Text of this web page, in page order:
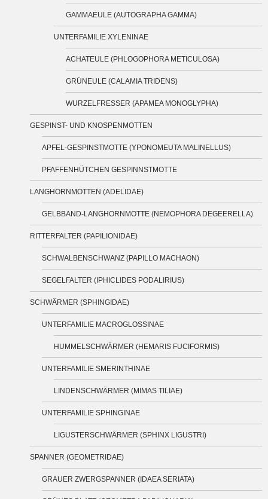
GAMMAEULE (AUTOGRAPHA GAMMA)
UNTERFAMILIE XYLENINAE
ACHATEULE (PHLOGOPHORA METICULOSA)
GRÜNEULE (CALAMIA TRIDENS)
WURZELFRESSER (APAMEA MONOGLYPHA)
GESPINST- UND KNOSPENMOTTEN
APFEL-GESPINSTMOTTE (YPONOMEUTA MALINELLUS)
PFAFFENHÜTCHEN GESPINNSTMOTTE
LANGHORNMOTTEN (ADELIDAE)
GELBBAND-LANGHORNMOTTE (NEMOPHORA DEGEERELLA)
RITTERFALTER (PAPILIONIDAE)
SCHWALBENSCHWANZ (PAPILLO MACHAON)
SEGELFALTER (IPHICLIDES PODALIRIUS)
SCHWÄRMER (SPHINGIDAE)
UNTERFAMILIE MACROGLOSSINAE
HUMMELSCHWÄRMER (HEMARIS FUCIFORMIS)
UNTERFAMILIE SMERINTHINAE
LINDENSCHWÄRMER (MIMAS TILIAE)
UNTERFAMILIE SPHINGINAE
LIGUSTERSCHWÄRMER (SPHINX LIGUSTRI)
SPANNER (GEOMETRIDAE)
GRAUER ZWERGSPANNER (IDAEA SERIATA)